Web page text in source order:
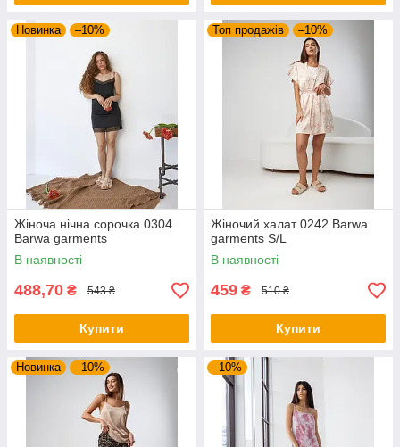
Новинка –10%
Жіноча нічна сорочка 0304
Barwa garments
В наявності
488,70 ₴ 543 ₴
Купити
Топ продажів –10%
Жіночий халат 0242 Barwa
garments S/L
В наявності
459 ₴ 510 ₴
Купити
Новинка –10% –10%